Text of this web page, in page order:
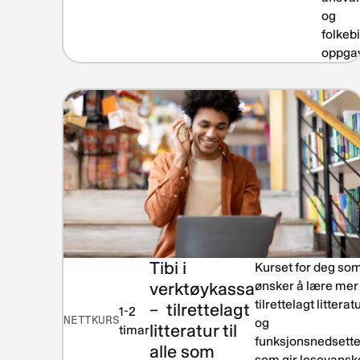
og
NETTKURS
1-2
timar
Tibi i
verktøykassa
– tilrettelagt
litteratur til
alle som
Kurset for deg
ønsker å lære mer
tilrettelagt litteratur
og